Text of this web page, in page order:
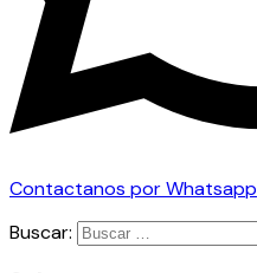
Contactanos por Whatsapp
Buscar: